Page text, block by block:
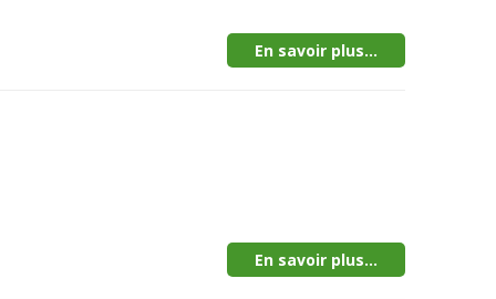
En savoir plus...
En savoir plus...